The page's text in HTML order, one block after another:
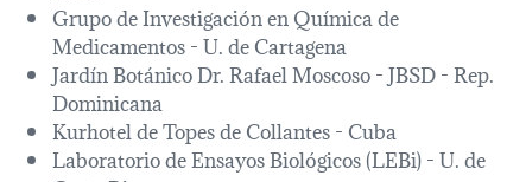
Grupo de Investigación en Química de
Medicamentos - U. de Cartagena
Jardín Botánico Dr. Rafael Moscoso - JBSD - Rep.
Dominicana
Kurhotel de Topes de Collantes - Cuba
Laboratorio de Ensayos Biológicos (LEBi) - U. de